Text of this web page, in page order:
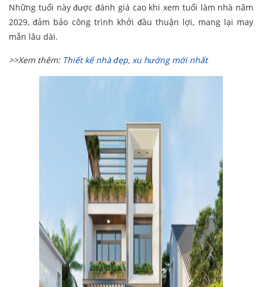
Những tuổi này được đánh giá cao khi xem tuổi làm nhà năm
2029, đảm bảo công trình khởi đầu thuận lợi, mang lại may
mắn lâu dài.
>>Xem thêm: Thiết kế nhà đẹp, xu hướng mới nhất